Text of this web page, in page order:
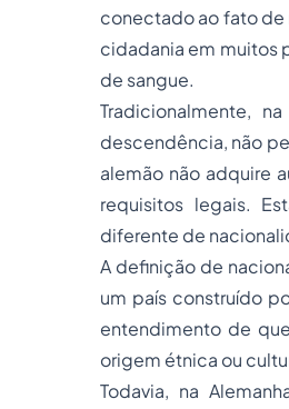
conectado ao fato de
cidadania em muitos
de sangue.
Tradicionalmente,
descendência, não
alemão não adquire
requisitos legais.
diferente de
A definição de
um país construído
entendimento de
origem étnica ou
Todavia, na